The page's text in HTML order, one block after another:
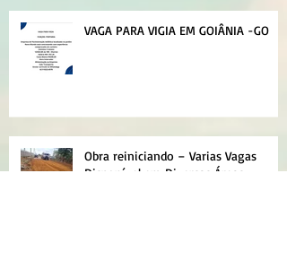
VAGA PARA VIGIA EM GOIÂNIA -GO
Obra reiniciando – Varias Vagas
Disponível em Diversas Áreas